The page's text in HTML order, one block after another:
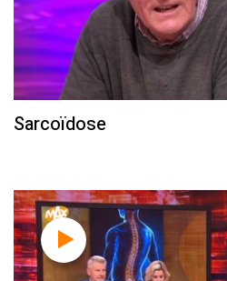
Sarcoïdose